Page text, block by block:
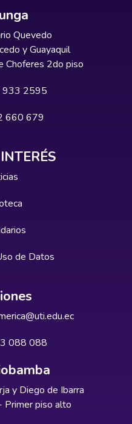
Quevedo
y Guayaquil
Choferes 2do piso
933 2595
660 679
de Datos
088 088
y Diego de Ibarra
Primer piso alto